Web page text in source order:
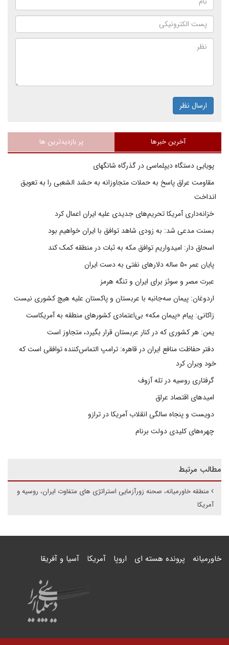
ارسال نظر
آخرین خبرها پر بازدیدترین ها
پویایی دستگاه دیپلماسی در گذرگاه شانگهای
مقاومت عراق پاسخ به حملات متجاوزانه به حشد الشعبی را به تعویق
انداخت
خزانه‌داری آمریکا تحریم‌های جدیدی علیه ایران اعمال کرد
بسنت مدعی شد: به زودی شاهد توافق با ایران خواهیم بود
اسحاق دار: امیدواریم توافق مکه به ثبات در منطقه کمک کند
پایان عمر ۵۰ ساله دلارهای نفتی به دست ایران
عبرت مصر و سوئز برای ایران و تنگه هرمز
اردوغان: پیمان سه‌جانبه با عربستان و پاکستان علیه هیچ کشوری نیست
زاکانی: پیام «پیمان مکه» بی‌اعتمادی کشورهای منطقه به آمریکاست
یمن: هر کشوری که در کنار عربستان قرار بگیرد، متجاوز است
دفتر حفاظت منافع ایران در قاهره: ترامپ التماس‌کننده توافقی است که
خود ویران کرد
گرفتاری روسیه در تله آزوف
امیدهای اقتصاد عراق
دویست و پنجاه سالگی انقلاب آمریکا در ترازو
چهره‌های کلیدی دولت برنام
مطالب مرتبط
منطقه خاورمیانه، صحنه زورآزمایی استراتژی های متفاوت ایران، روسیه و
آمریکا
خاورمیانه پرونده هسته ای اروپا آمریکا آسیا و آفریقا